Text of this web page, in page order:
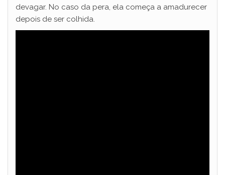
devagar. No caso da pera, ela começa a amadurecer
depois de ser colhida.